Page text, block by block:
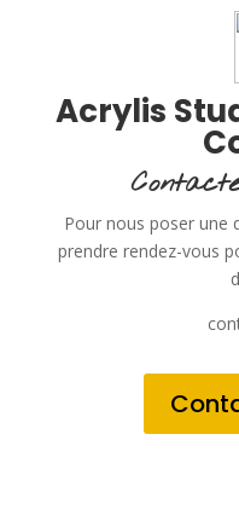
Acrylis
Pour nous poser une
prendre rendez-vous